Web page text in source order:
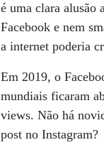
é uma clara alusão
Facebook e nem
a internet poderia
Em 2019, o
mundiais ficaram
views. Não há
post no Instagram?